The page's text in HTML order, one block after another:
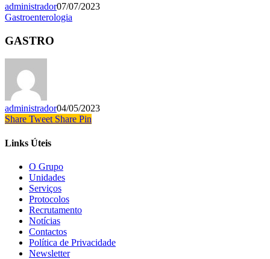
administrador07/07/2023
Gastroenterologia
GASTRO
administrador04/05/2023
Share Tweet Share Pin
Links Úteis
O Grupo
Unidades
Serviços
Protocolos
Recrutamento
Notícias
Contactos
Política de Privacidade
Newsletter